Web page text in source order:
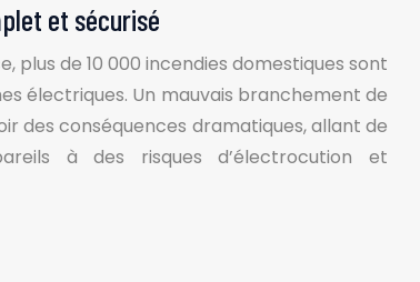
et sécurisé
plus de 10 000 incendies domestiques sont
électriques. Un mauvais branchement de
des conséquences dramatiques, allant de
à des risques d’électrocution et